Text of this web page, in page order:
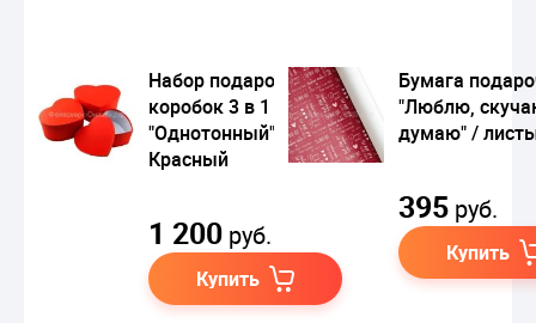
Набор подарочных
коробок 3 в 1
"Однотонный"
Красный
1 200 руб.
Купить
Бумага
"Люблю,
думаю" /
395 руб.
Купить